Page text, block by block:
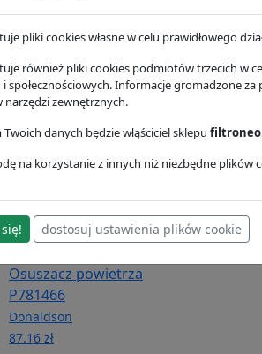
173.13 zł
197.23 zł
Osuszacz powietrza
P781466
Donaldson
87.16 zł
pliki cookies własne w celu prawidłowego
również pliki cookies podmiotów trzecich w
społecznościowych. Informacje gromadzone
narzędzi zewnętrznych.
danych będzie włąściciel sklepu
na korzystanie z innych niż niezbędne plików
dostosuj ustawienia plików cookie